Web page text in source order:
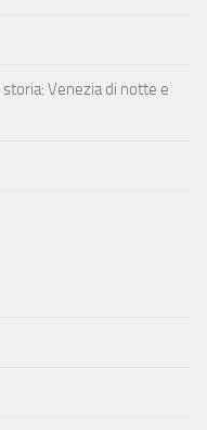
Venezia di notte e